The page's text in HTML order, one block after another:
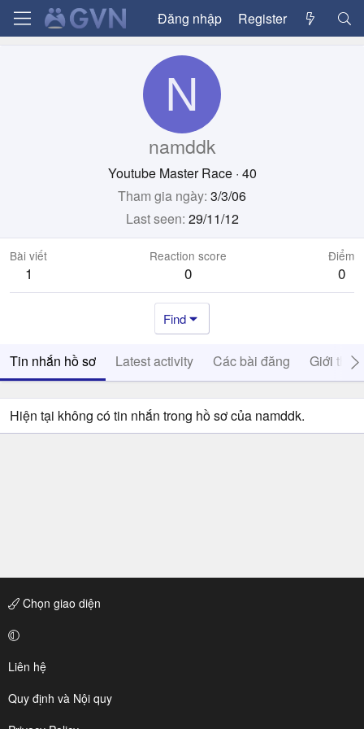
Đăng nhập Register
N
namddk
Youtube Master Race · 40
Tham gia ngày 3/3/06
Last seen 29/11/12
Bài viết
1
Reaction score
0
Điểm
0
Find
Tin nhắn hồ sơ Latest activity Các bài đăng Giới thiệu
Hiện tại không có tin nhắn trong hồ sơ của namddk.
Chọn giao diện
Liên hệ
Quy định và Nội quy